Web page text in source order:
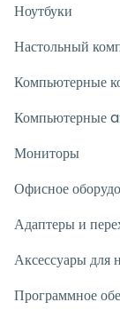
Ноутбуки
Настольный
Компьютерные
Компьютерные
Мониторы
Офисное
Адаптеры и
Аксессуары для
Программное